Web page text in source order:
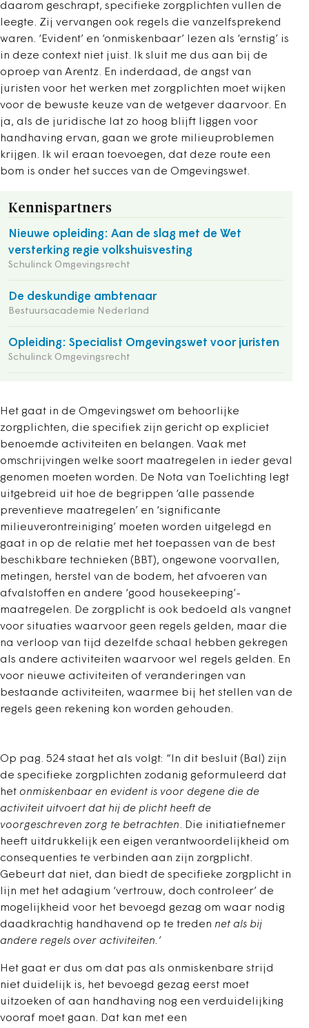
daarom geschrapt, specifieke zorgplichten vullen de
leegte. Zij vervangen ook regels die vanzelfsprekend
waren. ‘Evident’ en ‘onmiskenbaar’ lezen als ‘ernstig’ is
in deze context niet juist. Ik sluit me dus aan bij de
oproep van Arentz. En inderdaad, de angst van
juristen voor het werken met zorgplichten moet wijken
voor de bewuste keuze van de wetgever daarvoor. En
ja, als de juridische lat zo hoog blijft liggen voor
handhaving ervan, gaan we grote milieuproblemen
krijgen. Ik wil eraan toevoegen, dat deze route een
bom is onder het succes van de Omgevingswet.
Kennispartners
Nieuwe opleiding: Aan de slag met de Wet
versterking regie volkshuisvesting
Schulinck Omgevingsrecht
De deskundige ambtenaar
Bestuursacademie Nederland
Opleiding: Specialist Omgevingswet voor juristen
Schulinck Omgevingsrecht
Het gaat in de Omgevingswet om behoorlijke
zorgplichten, die specifiek zijn gericht op expliciet
benoemde activiteiten en belangen. Vaak met
omschrijvingen welke soort maatregelen in ieder geval
genomen moeten worden. De Nota van Toelichting legt
uitgebreid uit hoe de begrippen ‘alle passende
preventieve maatregelen’ en ‘significante
milieuverontreiniging’ moeten worden uitgelegd en
gaat in op de relatie met het toepassen van de best
beschikbare technieken (BBT), ongewone voorvallen,
metingen, herstel van de bodem, het afvoeren van
afvalstoffen en andere ‘good housekeeping’-
maatregelen. De zorgplicht is ook bedoeld als vangnet
voor situaties waarvoor geen regels gelden, maar die
na verloop van tijd dezelfde schaal hebben gekregen
als andere activiteiten waarvoor wel regels gelden. En
voor nieuwe activiteiten of veranderingen van
bestaande activiteiten, waarmee bij het stellen van de
regels geen rekening kon worden gehouden.
Op pag. 524 staat het als volgt: “In dit besluit (Bal) zijn
de specifieke zorgplichten zodanig geformuleerd dat
het onmiskenbaar en evident is voor degene die de
activiteit uitvoert dat hij de plicht heeft de
voorgeschreven zorg te betrachten. Die initiatiefnemer
heeft uitdrukkelijk een eigen verantwoordelijkheid om
consequenties te verbinden aan zijn zorgplicht.
Gebeurt dat niet, dan biedt de specifieke zorgplicht in
lijn met het adagium ‘vertrouw, doch controleer’ de
mogelijkheid voor het bevoegd gezag om waar nodig
daadkrachtig handhavend op te treden net als bij
andere regels over activiteiten.’
Het gaat er dus om dat pas als onmiskenbare strijd
niet duidelijk is, het bevoegd gezag eerst moet
uitzoeken of aan handhaving nog een verduidelijking
vooraf moet gaan. Dat kan met een